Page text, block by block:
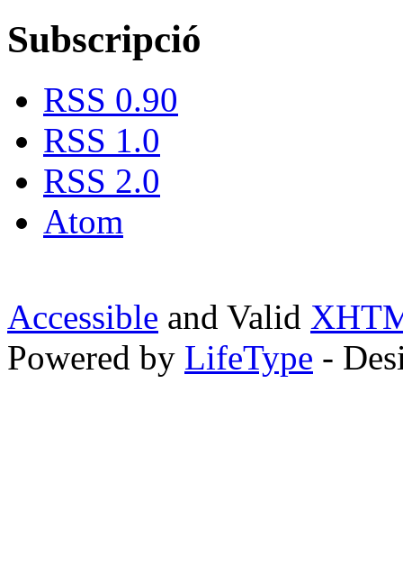
Subscripció
RSS 0.90
RSS 1.0
RSS 2.0
Atom
Accessible and Valid
Powered by LifeType -